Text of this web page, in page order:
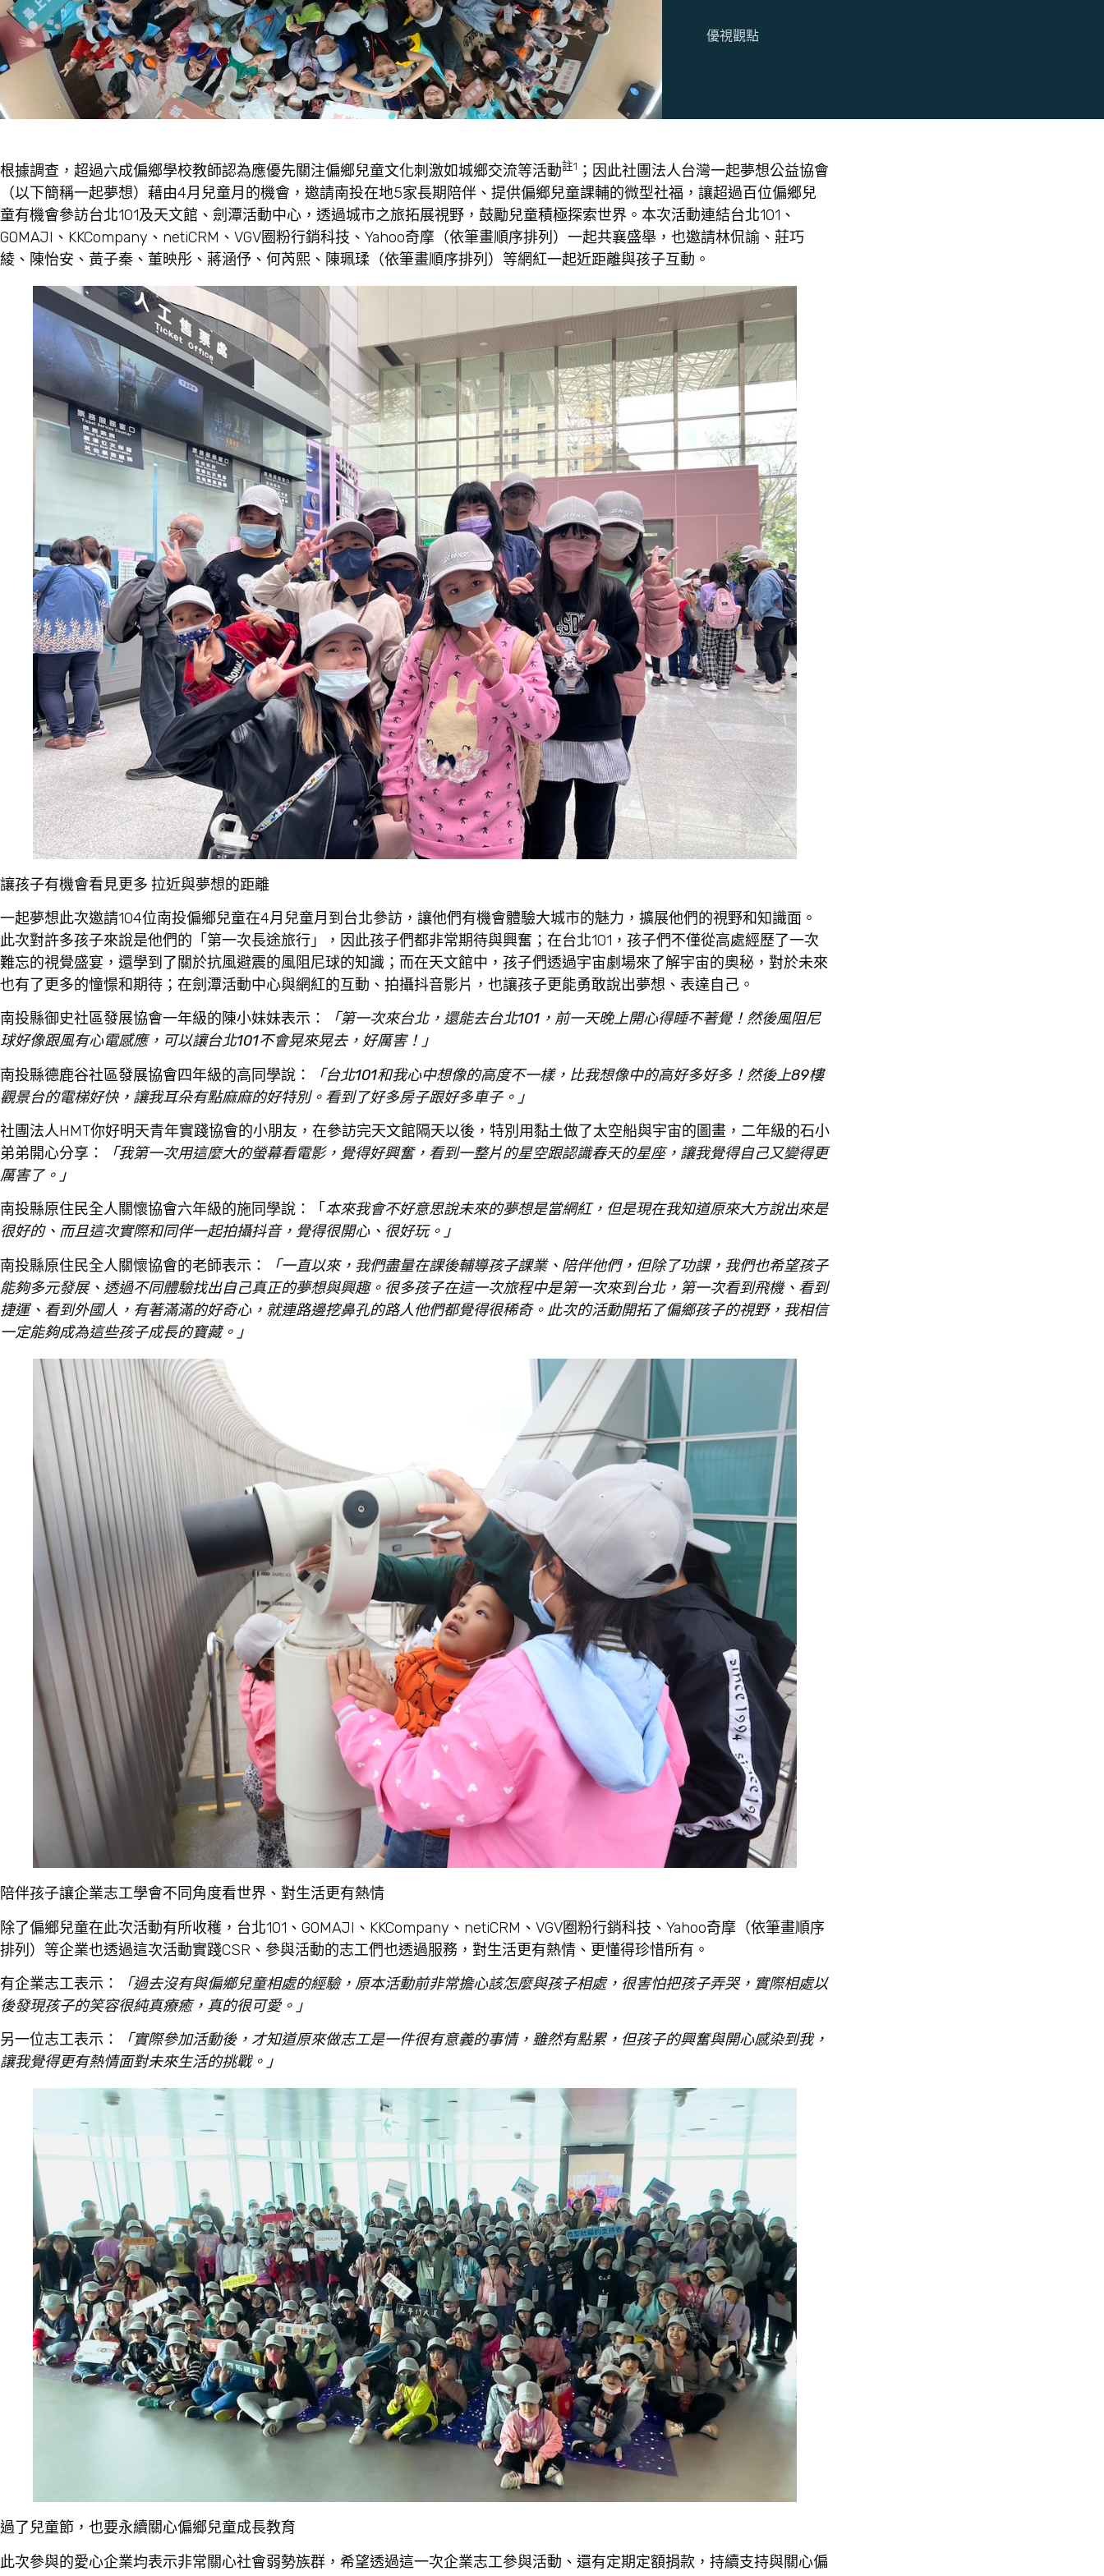
優視觀點
根據調查，超過六成偏鄉學校教師認為應優先關注偏鄉兒童文化刺激如城鄉交流等活動註1 ；因此社團法人台灣一起夢想公益協會
（以下簡稱一起夢想）藉由4月兒童月的機會，邀請南投在地5家長期陪伴、提供偏鄉兒童課輔的微型社福，讓超過百位偏鄉兒
童有機會參訪台北101及天文館、劍潭活動中心，透過城市之旅拓展視野，鼓勵兒童積極探索世界。本次活動連結台北101、
GOMAJI、KKCompany、netiCRM、VGV圈粉行銷科技、Yahoo奇摩（依筆畫順序排列）一起共襄盛舉，也邀請林侃諭、莊巧
綾、陳怡安、黃子秦、董映彤、蔣涵伃、何芮熙、陳珮瑈（依筆畫順序排列）等網紅一起近距離與孩子互動。
讓孩子有機會看見更多 拉近與夢想的距離
一起夢想此次邀請104位南投偏鄉兒童在4月兒童月到台北參訪，讓他們有機會體驗大城市的魅力，擴展他們的視野和知識面。
此次對許多孩子來說是他們的「第一次長途旅行」，因此孩子們都非常期待與興奮；在台北101，孩子們不僅從高處經歷了一次
難忘的視覺盛宴，還學到了關於抗風避震的風阻尼球的知識；而在天文館中，孩子們透過宇宙劇場來了解宇宙的奧秘，對於未來
也有了更多的憧憬和期待；在劍潭活動中心與網紅的互動、拍攝抖音影片，也讓孩子更能勇敢說出夢想、表達自己。
南投縣御史社區發展協會一年級的陳小妹妹表示：
「第一次來台北，還能去台北101，前一天晚上開心得睡不著覺！然後風阻尼
球好像跟風有心電感應，可以讓台北101不會晃來晃去，好厲害！」
南投縣德鹿谷社區發展協會四年級的高同學說：
「台北101和我心中想像的高度不一樣，比我想像中的高好多好多！然後上89樓
觀景台的電梯好快，讓我耳朵有點麻麻的好特別。看到了好多房子跟好多車子。」
社團法人HMT你好明天青年實踐協會的小朋友，在參訪完天文館隔天以後，特別用黏土做了太空船與宇宙的圖畫，二年級的石小
弟弟開心分享：
「我第一次用這麼大的螢幕看電影，覺得好興奮，看到一整片的星空跟認識春天的星座，讓我覺得自己又變得更
厲害了。」
南投縣原住民全人關懷協會六年級的施同學說：「 本來我會不好意思說未來的夢想是當網紅，但是現在我知道原來大方說出來是
很好的、而且這次實際和同伴一起拍攝抖音，覺得很開心、很好玩。」
南投縣原住民全人關懷協會的老師表示：
「一直以來，我們盡量在課後輔導孩子課業、陪伴他們，但除了功課，我們也希望孩子
能夠多元發展、透過不同體驗找出自己真正的夢想與興趣。很多孩子在這一次旅程中是第一次來到台北，第一次看到飛機、看到
捷運、看到外國人，有著滿滿的好奇心，就連路邊挖鼻孔的路人他們都覺得很稀奇。此次的活動開拓了偏鄉孩子的視野，我相信
一定能夠成為這些孩子成長的寶藏。」
陪伴孩子讓企業志工學會不同角度看世界、對生活更有熱情
除了偏鄉兒童在此次活動有所收穫，台北101、GOMAJI、KKCompany、netiCRM、VGV圈粉行銷科技、Yahoo奇摩（依筆畫順序
排列）等企業也透過這次活動實踐CSR、參與活動的志工們也透過服務，對生活更有熱情、更懂得珍惜所有。
有企業志工表示：
「過去沒有與偏鄉兒童相處的經驗，原本活動前非常擔心該怎麼與孩子相處，很害怕把孩子弄哭，實際相處以
後發現孩子的笑容很純真療癒，真的很可愛。」
另一位志工表示：
「實際參加活動後，才知道原來做志工是一件很有意義的事情，雖然有點累，但孩子的興奮與開心感染到我，
讓我覺得更有熱情面對未來生活的挑戰。」
過了兒童節，也要永續關心偏鄉兒童成長教育
此次參與的愛心企業均表示非常關心社會弱勢族群，希望透過這一次企業志工參與活動、還有定期定額捐款，持續支持與關心偏